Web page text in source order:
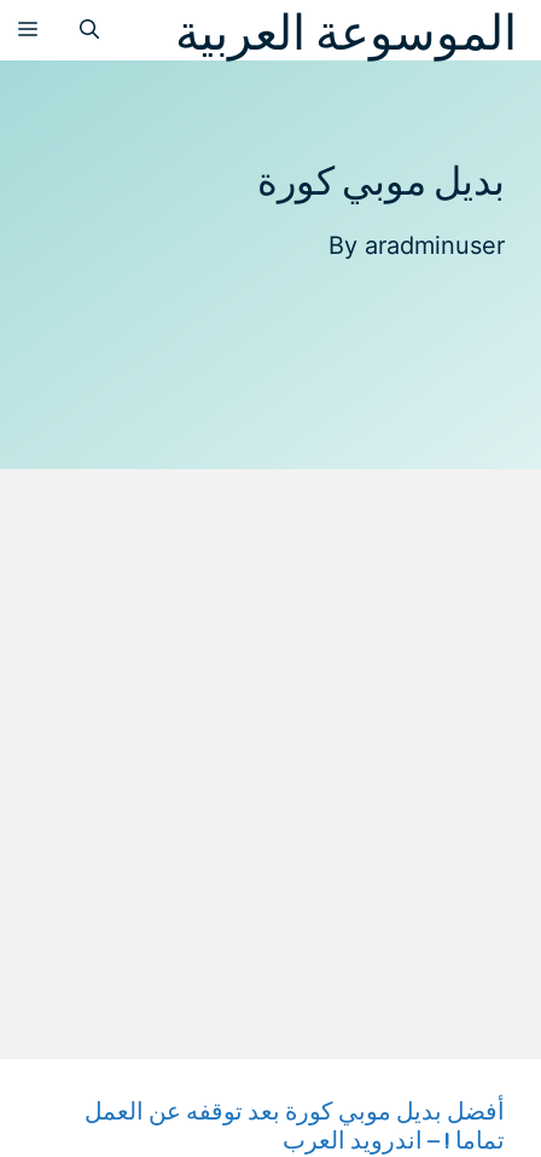
انتقلالموسوعة العربية
بديل موبي كورة
By aradminuser
أفضل بديل موبي كورة بعد توقفه عن العمل
تماما ! – اندرويد العرب